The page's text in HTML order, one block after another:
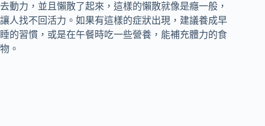
去動力，並且懶散了起來，這樣的懶散就像是癮一般，
讓人找不回活力。如果有這樣的症狀出現，建議養成早
睡的習慣，或是在午餐時吃一些營養，能補充體力的食
物。